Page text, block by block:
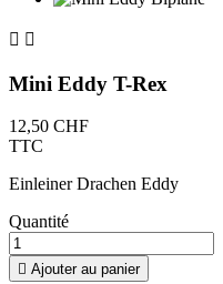
 
Mini Eddy T-Rex
12,50 CHF
TTC
Einleiner Drachen Eddy
Quantité
 Ajouter au panier